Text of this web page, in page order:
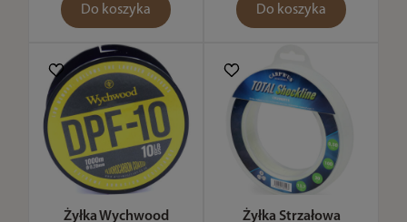
Do koszyka Do koszyka
Żyłka Wychwood
Żyłka Strzałowa